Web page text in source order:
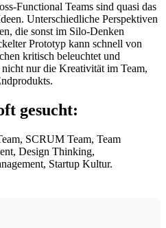
Functional Teams sind quasi das
Unterschiedliche Perspektiven
die sonst im Silo-Denken
Prototyp kann schnell von
kritisch beleuchtet und
nur die Kreativität im Team,
gesucht:
SCRUM Team, Team
Design Thinking,
Startup Kultur.